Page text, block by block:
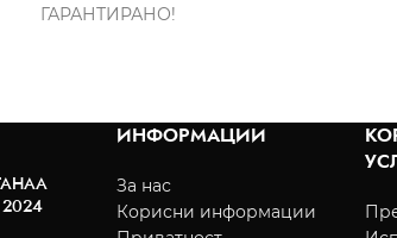
ГАРАНТИРАНО!
ИНФОРМАЦИИ
За нас
Корисни информации